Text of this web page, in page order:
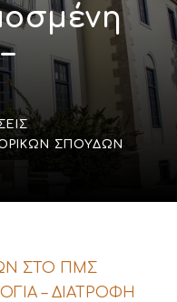
ΣΠΟΥΔΏΝ
ΣΤΟ ΠΜΣ
– ΔΙΑΤΡΟΦΗ